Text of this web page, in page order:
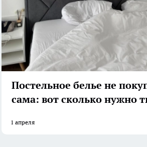
Постельное белье не
сама: вот сколько нужно
1 апреля